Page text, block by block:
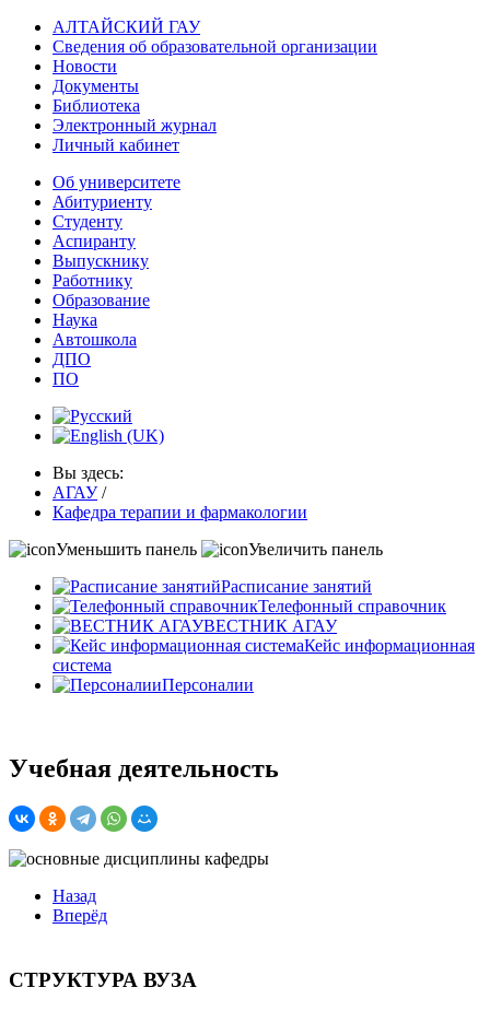
АЛТАЙСКИЙ ГАУ
Сведения об образовательной организации
Новости
Документы
Библиотека
Электронный журнал
Личный кабинет
Об университете
Абитуриенту
Студенту
Аспиранту
Выпускнику
Работнику
Образование
Наука
Автошкола
ДПО
ПО
Вы здесь:
АГАУ /
Кафедра терапии и фармакологии
Уменьшить панель
Увеличить панель
Расписание занятий
Телефонный справочник
ВЕСТНИК АГАУ
Кейс информационная
система
Персоналии
Учебная деятельность
Назад
Вперёд
СТРУКТУРА ВУЗА